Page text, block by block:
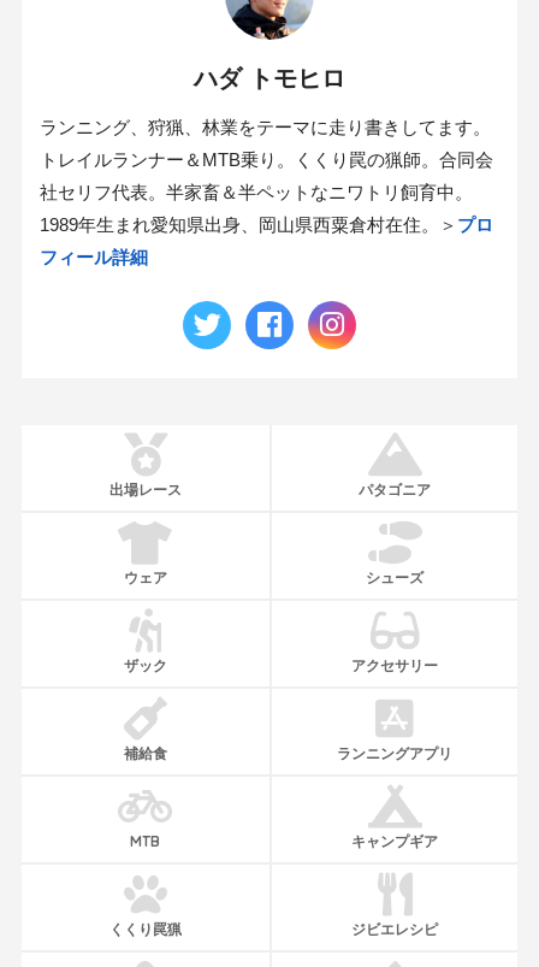
ハダ トモヒロ
ランニング、狩猟、林業をテーマに走り書きしてます。
トレイルランナー＆MTB乗り。くくり罠の猟師。合同会
社セリフ代表。半家畜＆半ペットなニワトリ飼育中。
1989年生まれ愛知県出身、岡山県西粟倉村在住。＞ プロ
フィール詳細
出場レース パタゴニア
ウェア シューズ
ザック アクセサリー
補給食 ランニングアプリ
MTB キャンプギア
くくり罠猟 ジビエレシピ